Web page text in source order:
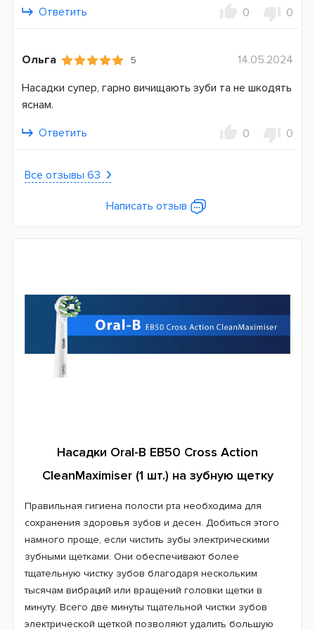
Германия
Ответить
0 0
Ольга 5
14.05.2024
Насадки супер, гарно вичищають зуби та не шкодять
яснам.
Ответить
0 0
Все отзывы 63
Написать отзыв